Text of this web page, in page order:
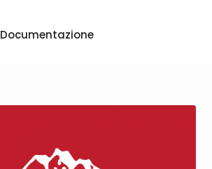
Documentazione